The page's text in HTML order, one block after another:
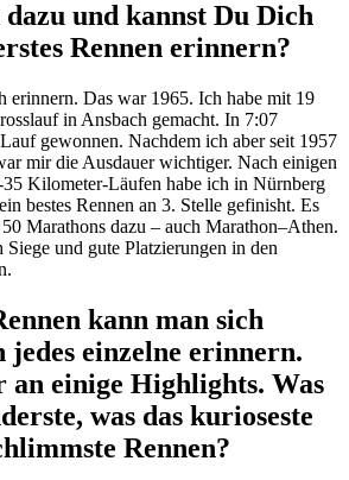
und kannst Du Dich
Rennen erinnern?
erinnern. Das war 1965. Ich habe mit 19
in Ansbach gemacht. In 7:07
gewonnen. Nachdem ich aber seit 1957
mir die Ausdauer wichtiger. Nach einigen
Kilometer-Läufen habe ich in Nürnberg
bestes Rennen an 3. Stelle gefinisht. Es
Marathons dazu – auch Marathon–Athen.
Siege und gute Platzierungen in den
kann man sich
jedes einzelne erinnern.
an einige Highlights. Was
was das kurioseste
Rennen?